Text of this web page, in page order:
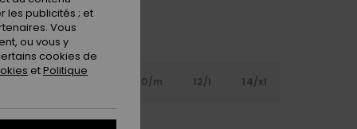
10/m 12/l 14/xl
les publicités ; et
Vous
ou vous y
cookies de
etPolitique